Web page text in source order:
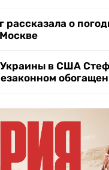
рассказала о
в США